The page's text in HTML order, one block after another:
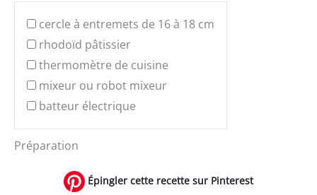
cercle à entremets de 16 à 18 cm
rhodoïd pâtissier
thermomètre de cuisine
mixeur ou robot mixeur
batteur électrique
Préparation
Épingler cette recette sur Pinterest